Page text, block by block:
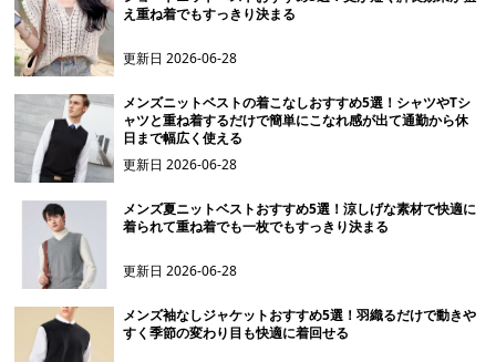
え重ね着でもすっきり決まる
更新日2026-06-28
メンズニットベストの着こなしおすすめ5選！シャツやTシ
ャツと重ね着するだけで簡単にこなれ感が出て通勤から休
日まで幅広く使える
更新日2026-06-28
メンズ夏ニットベストおすすめ5選！涼しげな素材で快適に
着られて重ね着でも一枚でもすっきり決まる
更新日2026-06-28
メンズ袖なしジャケットおすすめ5選！羽織るだけで動きや
すく季節の変わり目も快適に着回せる